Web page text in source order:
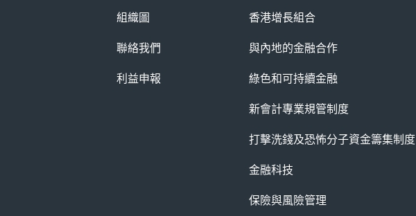
組織圖
聯絡我們
利益申報
香港增長組合
與內地的金融合作
綠色和可持續金融
新會計專業規管制度
打擊洗錢及恐怖分子資金籌集制度
金融科技
保險與風險管理